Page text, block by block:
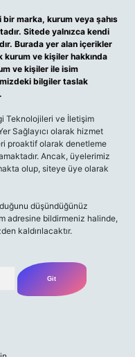
marka, kurum veya şahıs
Sitede yalnızca kendi
Burada yer alan içerikler
ve kişiler hakkında
ve kişiler ile isim
bilgiler taslak
Teknolojileri ve İletişim
Sağlayıcı olarak hizmet
proaktif olarak denetleme
Ancak, üyelerimiz
olup, siteye üye olarak
düşündüğünüz
adresine bildirmeniz halinde,
kaldırılacaktır.